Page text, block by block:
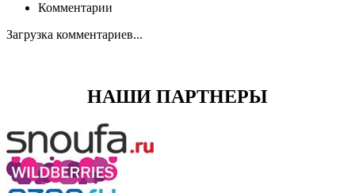
Комментарии
Загрузка комментариев...
НАШИ ПАРТНЕРЫ